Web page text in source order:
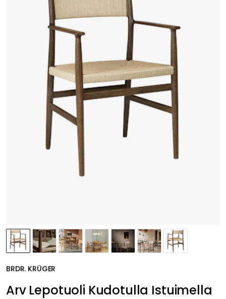
BRDR. KRÜGER
Arv Lepotuoli Kudotulla Istuimella